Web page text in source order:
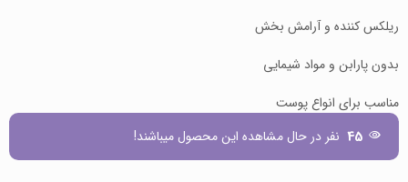
ریلکس کننده و آرامش بخش
بدون پارابن و مواد شیمایی
مناسب برای انواع پوست
45 نفر در حال مشاهده این محصول میباشند!